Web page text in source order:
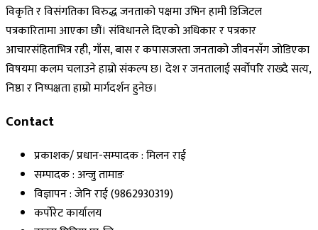
विकृति र विसंगतिका विरुद्ध जनताको पक्षमा उभिन हामी डिजिटल
पत्रकारितामा आएका छौं। संविधानले दिएको अधिकार र पत्रकार
आचारसंहिताभित्र रही, गाँस, बास र कपासजस्ता जनताको जीवनसँग जोडिएका
विषयमा कलम चलाउने हाम्रो संकल्प छ। देश र जनतालाई सर्वोपरि राख्दै सत्य,
निष्ठा र निष्पक्षता हाम्रो मार्गदर्शन हुनेछ।
Contact
प्रकाशक/ प्रधान-सम्पादक : मिलन राई
सम्पादक : अन्जु तामाङ
विज्ञापन : जेनि राई (9862930319)
कर्पोरेट कार्यालय